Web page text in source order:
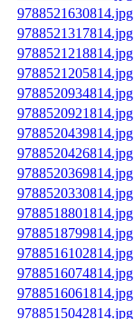
9788521630814.jpg
9788521317814.jpg
9788521218814.jpg
9788521205814.jpg
9788520934814.jpg
9788520921814.jpg
9788520439814.jpg
9788520426814.jpg
9788520369814.jpg
9788520330814.jpg
9788518801814.jpg
9788518799814.jpg
9788516102814.jpg
9788516074814.jpg
9788516061814.jpg
9788515042814.jpg